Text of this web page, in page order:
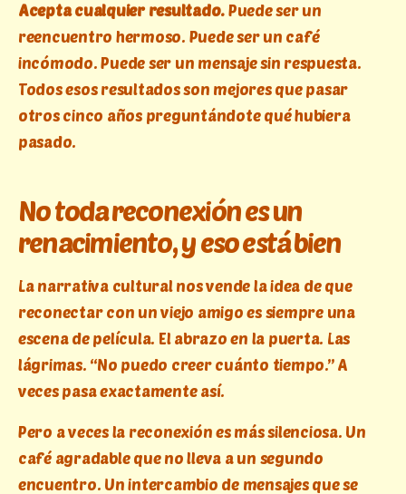
Acepta cualquier resultado. Puede ser un
reencuentro hermoso. Puede ser un café
incómodo. Puede ser un mensaje sin respuesta.
Todos esos resultados son mejores que pasar
otros cinco años preguntándote qué hubiera
pasado.
No toda reconexión es un
renacimiento, y eso está bien
La narrativa cultural nos vende la idea de que
reconectar con un viejo amigo es siempre una
escena de película. El abrazo en la puerta. Las
lágrimas. “No puedo creer cuánto tiempo.” A
veces pasa exactamente así.
Pero a veces la reconexión es más silenciosa. Un
café agradable que no lleva a un segundo
encuentro. Un intercambio de mensajes que se